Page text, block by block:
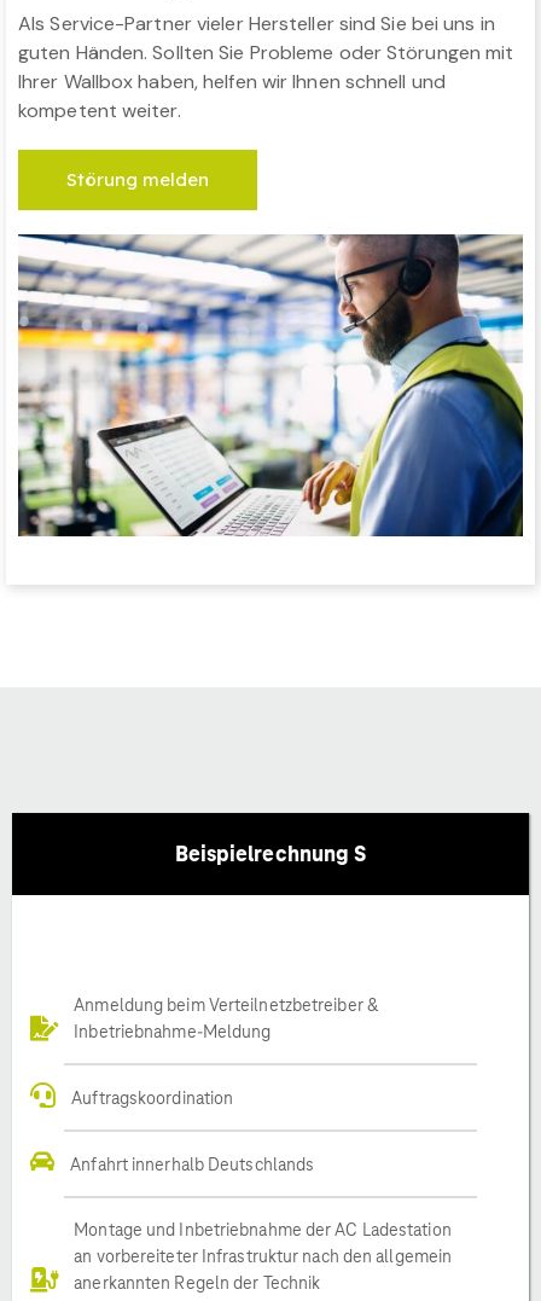
Als Service-Partner vieler Hersteller sind Sie bei uns in
guten Händen. Sollten Sie Probleme oder Störungen mit
Ihrer Wallbox haben, helfen wir Ihnen schnell und
kompetent weiter.
Störung melden
Beispielrechnung S
Anmeldung beim Verteilnetzbetreiber &
Inbetriebnahme-Meldung
Auftragskoordination
Anfahrt innerhalb Deutschlands
Montage und Inbetriebnahme der AC Ladestation
an vorbereiteter Infrastruktur nach den allgemein
anerkannten Regeln der Technik